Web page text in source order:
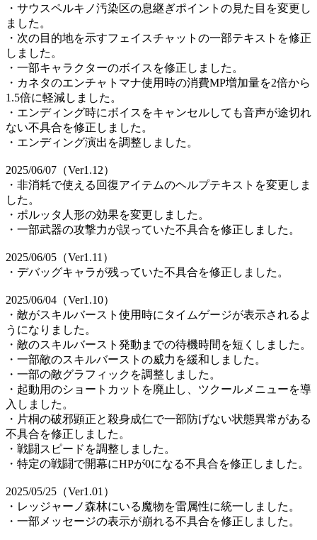
・サウスペルキノ汚染区の息継ぎポイントの見た目を変更し
ました。
・次の目的地を示すフェイスチャットの一部テキストを修正
しました。
・一部キャラクターのボイスを修正しました。
・カネタのエンチャトマナ使用時の消費MP増加量を2倍から
1.5倍に軽減しました。
・エンディング時にボイスをキャンセルしても音声が途切れ
ない不具合を修正しました。
・エンディング演出を調整しました。
2025/06/07（Ver1.12）
・非消耗で使える回復アイテムのヘルプテキストを変更しま
した。
・ポルッタ人形の効果を変更しました。
・一部武器の攻撃力が誤っていた不具合を修正しました。
2025/06/05（Ver1.11）
・デバッグキャラが残っていた不具合を修正しました。
2025/06/04（Ver1.10）
・敵がスキルバースト使用時にタイムゲージが表示されるよ
うになりました。
・敵のスキルバースト発動までの待機時間を短くしました。
・一部敵のスキルバーストの威力を緩和しました。
・一部の敵グラフィックを調整しました。
・起動用のショートカットを廃止し、ツクールメニューを導
入しました。
・片桐の破邪顕正と殺身成仁で一部防げない状態異常がある
不具合を修正しました。
・戦闘スピードを調整しました。
・特定の戦闘で開幕にHPが0になる不具合を修正しました。
2025/05/25（Ver1.01）
・レッジャーノ森林にいる魔物を雷属性に統一しました。
・一部メッセージの表示が崩れる不具合を修正しました。